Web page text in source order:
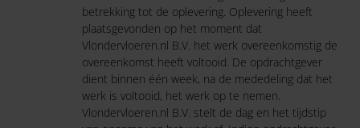
betrekking tot de oplevering. Oplevering heeft
plaatsgevonden op het moment dat
Vlondervloeren.nl B.V. het werk overeenkomstig de
overeenkomst heeft voltooid. De opdrachtgever
dient binnen één week, na de mededeling dat het
werk is voltooid, het werk op te nemen.
Vlondervloeren.nl B.V. stelt de dag en het tijdstip